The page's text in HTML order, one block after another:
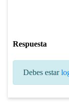
Respuesta
Debes estar